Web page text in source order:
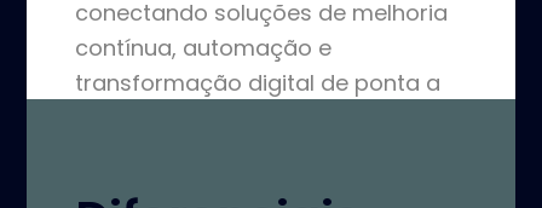
conectando soluções de melhoria
contínua, automação e
transformação digital de ponta a